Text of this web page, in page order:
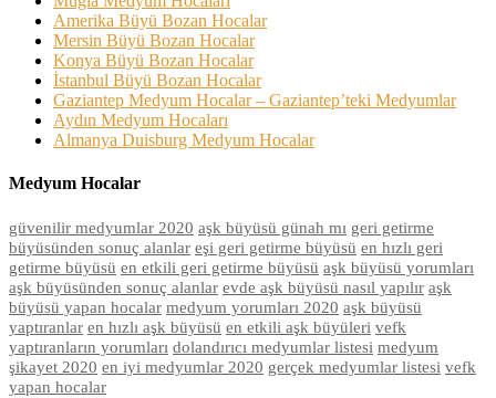
Amerika Büyü Bozan Hocalar
Mersin Büyü Bozan Hocalar
Konya Büyü Bozan Hocalar
İstanbul Büyü Bozan Hocalar
Gaziantep Medyum Hocalar – Gaziantep’teki Medyumlar
Aydın Medyum Hocaları
Almanya Duisburg Medyum Hocalar
Medyum Hocalar
güvenilir medyumlar 2020 aşk büyüsü günah mı geri getirme
büyüsünden sonuç alanlar eşi geri getirme büyüsü en hızlı geri
getirme büyüsü en etkili geri getirme büyüsü aşk büyüsü yorumları
aşk büyüsünden sonuç alanlar evde aşk büyüsü nasıl yapılır aşk
büyüsü yapan hocalar medyum yorumları 2020 aşk büyüsü
yaptıranlar en hızlı aşk büyüsü en etkili aşk büyüleri vefk
yaptıranların yorumları dolandırıcı medyumlar listesi medyum
şikayet 2020 en iyi medyumlar 2020 gerçek medyumlar listesi vefk
yapan hocalar